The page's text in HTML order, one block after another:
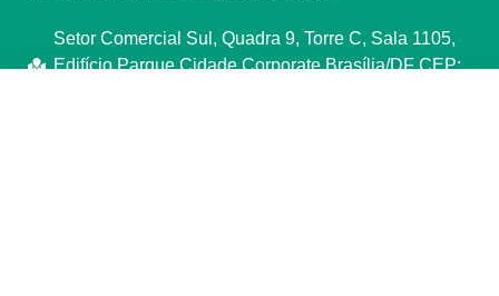
Setor Comercial Sul, Quadra 9, Torre C, Sala 1105,
Edifício Parque Cidade Corporate Brasília/DF CEP: